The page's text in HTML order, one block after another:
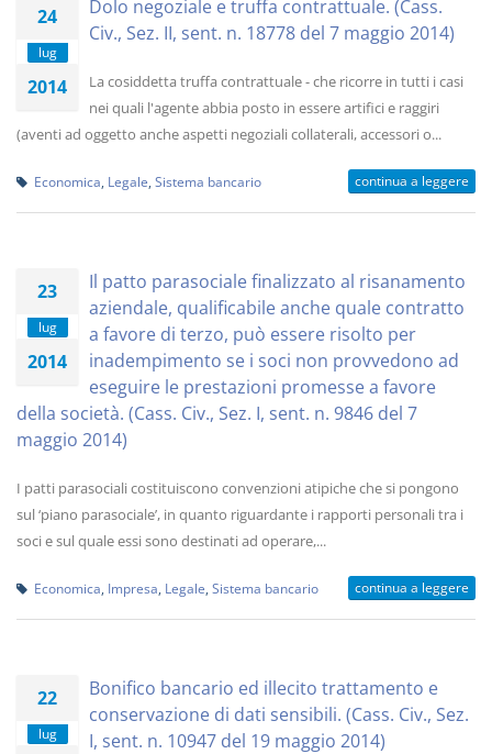
24
lug
2014
Dolo negoziale e truffa contrattuale. (Cass.
Civ., Sez. II, sent. n. 18778 del 7 maggio 2014)
La cosiddetta truffa contrattuale - che ricorre in tutti i casi
nei quali l'agente abbia posto in essere artifici e raggiri
(aventi ad oggetto anche aspetti negoziali collaterali, accessori o...
Economica Legale Sistema bancario continua a leggere
23
lug
2014
Il patto parasociale finalizzato al risanamento
aziendale, qualificabile anche quale contratto
a favore di terzo, può essere risolto per
inadempimento se i soci non provvedono ad
eseguire le prestazioni promesse a favore
della società. (Cass. Civ., Sez. I, sent. n. 9846 del 7
maggio 2014)
I patti parasociali costituiscono convenzioni atipiche che si pongono
sul ‘piano parasociale’, in quanto riguardante i rapporti personali tra i
soci e sul quale essi sono destinati ad operare,...
Economica Impresa Legale Sistema bancario continua a leggere
22
lug
Bonifico bancario ed illecito trattamento e
conservazione di dati sensibili. (Cass. Civ., Sez.
I, sent. n. 10947 del 19 maggio 2014)